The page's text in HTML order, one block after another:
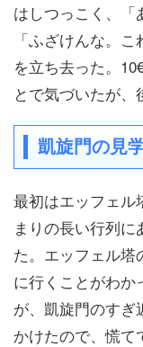
はしつっこく、「
「ふざけんな。
を立ち去った。
とで気づいたが、
凱旋門の見
最初はエッフェル
まりの長い行列
た。エッフェル
に行くことがわ
が、凱旋門のすぎ
かけたので、慌